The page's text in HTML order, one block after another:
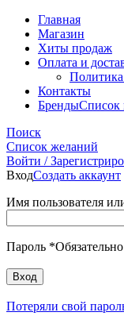
Главная
Магазин
Хиты продаж
Оплата и
Контакты
БрендыСписок
Поиск
Список желаний
Войти /
ВходСоздать аккаунт
Имя пользователя
Пароль *Обязательно
Вход
Потеряли свой